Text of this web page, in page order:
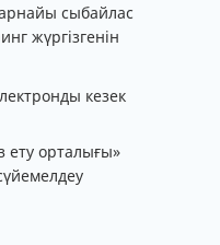
сыбайлас
жүргізгенін
кезек
ету орталығы»